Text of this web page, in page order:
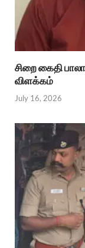
சிறை கைதி
விளக்கம்
July 16, 2026